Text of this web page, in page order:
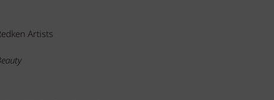
Artists